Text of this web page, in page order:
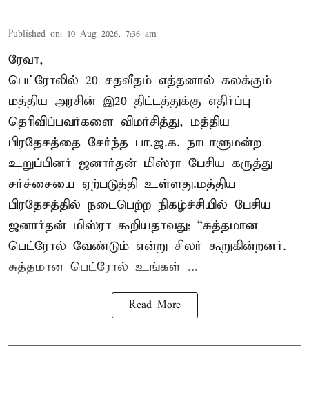
Published on: 10 Aug 2026, 7:36 am
ரேவா,
பெட்ரோலில் 20 சதவீதம் எத்தனால் கலக்கும்
மத்திய அரசின் இ20 திட்டத்துக்கு எதிர்ப்பு
தெரிவிப்பவர்களை விமர்சித்து, மத்திய
பிரதேசத்தை சேர்ந்த பா.ஜ.க. நாடாளுமன்ற
உறுப்பினர் ஜனார்தன் மிஸ்ரா பேசிய கருத்து
சர்ச்சையை ஏற்படுத்தி உள்ளது.மத்திய
பிரதேசத்தில் நடைபெற்ற நிகழ்ச்சியில் பேசிய
ஜனார்தன் மிஸ்ரா கூறியதாவது; “சுத்தமான
பெட்ரோல் வேண்டும் என்று சிலர் கூறுகின்றனர்.
சுத்தமான பெட்ரோல் உங்கள் ...
Read More